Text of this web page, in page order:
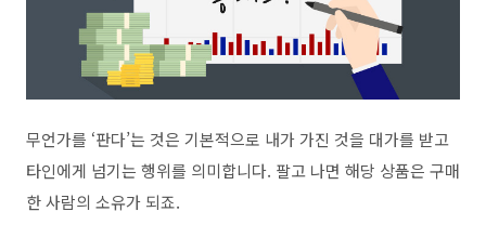
무언가를 ‘판다’는 것은 기본적으로 내가 가진 것을 대가를 받고
타인에게 넘기는 행위를 의미합니다. 팔고 나면 해당 상품은 구매
한 사람의 소유가 되죠.